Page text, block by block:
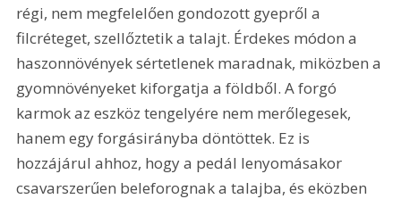
régi, nem megfelelően gondozott gyepről a
filcréteget, szellőztetik a talajt. Érdekes módon a
haszonnövények sértetlenek maradnak, miközben a
gyomnövényeket kiforgatja a földből. A forgó
karmok az eszköz tengelyére nem merőlegesek,
hanem egy forgásirányba döntöttek. Ez is
hozzájárul ahhoz, hogy a pedál lenyomásakor
csavarszerűen beleforognak a talajba, és eközben